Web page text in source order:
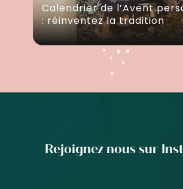
Calendrier de l’Avent
: réinventez la tradition
Rejoignez nous sur